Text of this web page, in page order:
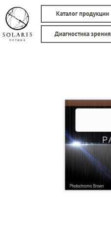
Каталог продукции
Диагностика зрения